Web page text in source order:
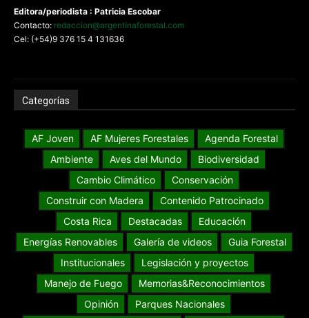
Editora/periodista : Patricia Escobar
Contacto: redaccion@argentinaforestal.com
Cel: (+54)9 376 15 4 131636
Categorías
AF Joven AF Mujeres Forestales
Agenda Forestal
Ambiente
Aves del Mundo
Biodiversidad
Cambio Climático
Conservación
Construir con Madera
Contenido Patrocinado
Costa Rica
Destacadas
Educación
Energías Renovables
Galería de videos
Guia Forestal
Institucionales
Legislación y proyectos
Manejo de Fuego
Memorias&Reconocimientos
Opinión
Parques Nacionales